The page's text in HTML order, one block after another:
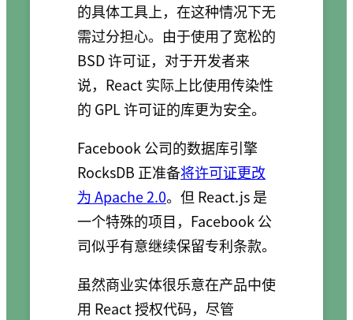
的具体工具上，在这种情况下无
需过分担心。由于使用了宽松的
BSD 许可证，对于开发者来
说，React 实际上比使用传染性
的 GPL 许可证的库更为安全。
Facebook 公司的数据库引擎
RocksDB 正准备将许可证更改
为 Apache 2.0。但 React.js 是
一个特殊的项目，Facebook 公
司似乎有意继续保留专利条款。
虽然商业实体很乐意在产品中使
用 React 授权代码，尽管